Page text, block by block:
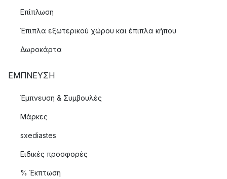
Επίπλωση
Έπιπλα εξωτερικού χώρου και έπιπλα κήπου
Δωροκάρτα
ΈΜΠΝΕΥΣΗ
Έμπνευση & Συμβουλές
Μάρκες
sxediastes
Ειδικές προσφορές
% Έκπτωση